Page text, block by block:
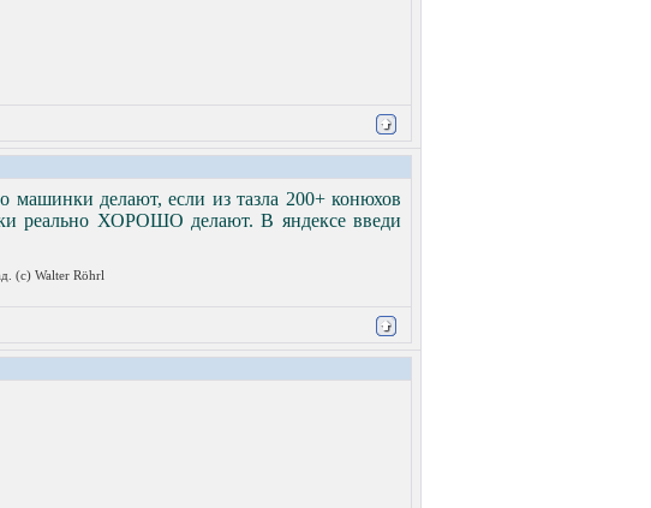
делают, если из тазла 200+ конюхов
реально ХОРОШО делают. В яндексе введи
(с) Walter Röhrl